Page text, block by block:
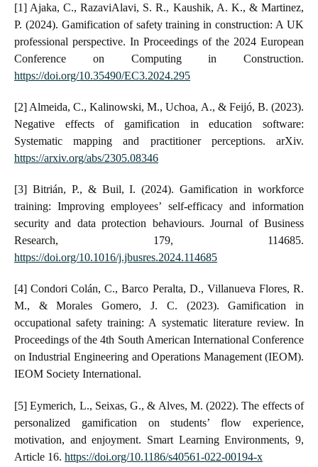
[1] Ajaka, C., RazaviAlavi, S. R., Kaushik, A. K., & Martinez,
P. (2024). Gamification of safety training in construction: A UK
professional perspective. In Proceedings of the 2024 European
Conference on Computing in Construction.
https://doi.org/10.35490/EC3.2024.295
[2] Almeida, C., Kalinowski, M., Uchoa, A., & Feijó, B. (2023).
Negative effects of gamification in education software:
Systematic mapping and practitioner perceptions. arXiv.
https://arxiv.org/abs/2305.08346
[3] Bitrián, P., & Buil, I. (2024). Gamification in workforce
training: Improving employees’ self-efficacy and information
security and data protection behaviours. Journal of Business
Research, 179, 114685.
https://doi.org/10.1016/j.jbusres.2024.114685
[4] Condori Colán, C., Barco Peralta, D., Villanueva Flores, R.
M., & Morales Gomero, J. C. (2023). Gamification in
occupational safety training: A systematic literature review. In
Proceedings of the 4th South American International Conference
on Industrial Engineering and Operations Management (IEOM).
IEOM Society International.
[5] Eymerich, L., Seixas, G., & Alves, M. (2022). The effects of
personalized gamification on students’ flow experience,
motivation, and enjoyment. Smart Learning Environments, 9,
Article 16. https://doi.org/10.1186/s40561-022-00194-x